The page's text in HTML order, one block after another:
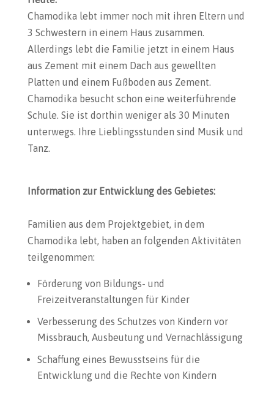
Chamodika lebt immer noch mit ihren Eltern und
3 Schwestern in einem Haus zusammen.
Allerdings lebt die Familie jetzt in einem Haus
aus Zement mit einem Dach aus gewellten
Platten und einem Fußboden aus Zement.
Chamodika besucht schon eine weiterführende
Schule. Sie ist dorthin weniger als 30 Minuten
unterwegs. Ihre Lieblingsstunden sind Musik und
Tanz.
Information zur Entwicklung des Gebietes:
Familien aus dem Projektgebiet, in dem
Chamodika lebt, haben an folgenden Aktivitäten
teilgenommen:
Förderung von Bildungs- und
Freizeitveranstaltungen für Kinder
Verbesserung des Schutzes von Kindern vor
Missbrauch, Ausbeutung und Vernachlässigung
Schaffung eines Bewusstseins für die
Entwicklung und die Rechte von Kindern